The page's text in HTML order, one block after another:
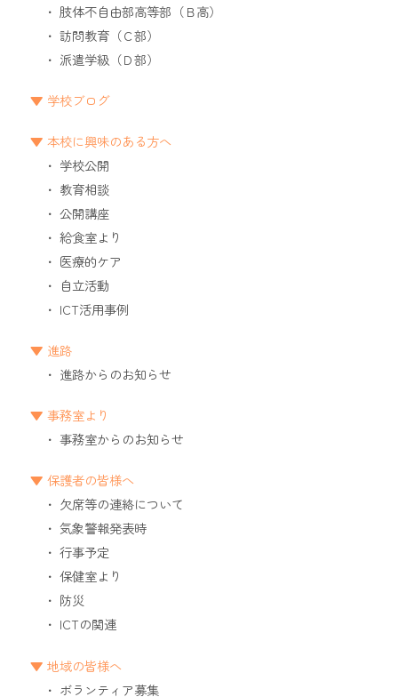
肢体不自由部高等部（Ｂ高）
訪問教育（Ｃ部）
派遣学級（Ｄ部）
学校ブログ
本校に興味のある方へ
学校公開
教育相談
公開講座
給食室より
医療的ケア
自立活動
ICT活用事例
進路
進路からのお知らせ
事務室より
事務室からのお知らせ
保護者の皆様へ
欠席等の連絡について
気象警報発表時
行事予定
保健室より
防災
ICTの関連
地域の皆様へ
ボランティア募集